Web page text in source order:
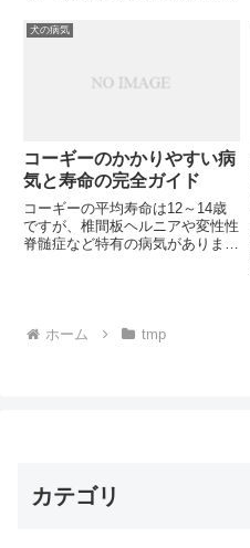
方法について詳しく解説します。
あなたの愛犬に使用する前に、こ
おきましょう。愛犬の健康を守る
犬の病気
コーギーのかかりやすい病
気と寿命の完全ガイド
コーギーの平均寿命は12～14歳
ですが、椎間板ヘルニアや変性性
脊髄症など特有の病気がありま
ホーム tmp
カテゴリ